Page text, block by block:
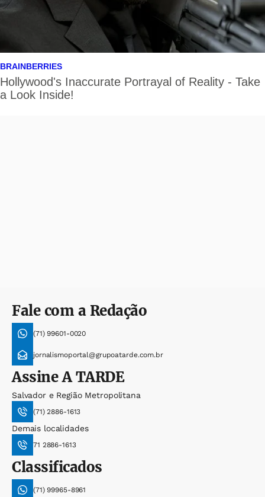
Fale com a Redação
(71) 99601-0020
jornalismoportal@grupoatarde.com.br
AssineA TARDE
Salvador e Região Metropolitana
(71) 2886-1613
Demais localidades
71 2886-1613
Classificados
(71) 99965-8961